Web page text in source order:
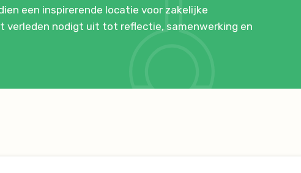
een inspirerende locatie voor zakelijke
nodigt uit tot reflectie, samenwerking en